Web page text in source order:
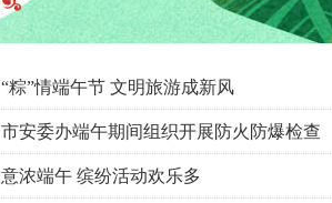
“粽”情端午节 文明旅游成新风
市安委办端午期间组织开展防火防爆检查
意浓端午 缤纷活动欢乐多